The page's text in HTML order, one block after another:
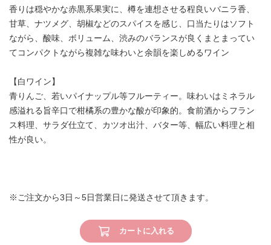
香りは穏やかな赤黒系果実に、樽を連想させる程良いバニラ香、
甘草、ナツメグ、胡椒などのスパイスを感じ、口当たりはソフト
ながら、酸味、ボリューム、渋みのバランスが良くまとまってい
てコンパクトながら複雑な味わいと余韻を楽しめるワイン
【白ワイン】
青りんご、若いパイナップル等フルーティー。味わいはミネラル
感溢れる旨辛口で柑橘系の豊かな酸が印象的。食前酒からフラン
ス料理、サラダ仕立て、カツオ出汁、バター等、幅広い料理と相
性が良い。
※ご注文から3日～5日営業日に発送させて頂きます。
カートに入れる